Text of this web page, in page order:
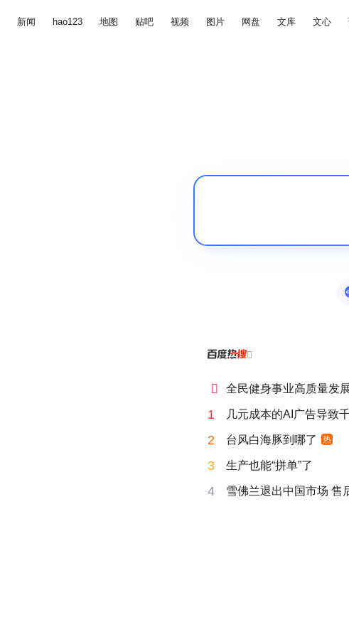
新闻 hao123 地图 贴吧 视频 图片 网盘 文库 文心

 全民健身事业高质量发
1 几元成本的AI广告导致
2 台风白海豚到哪了 热
3 生产也能“拼单”了
4 雪佛兰退出中国市场 售